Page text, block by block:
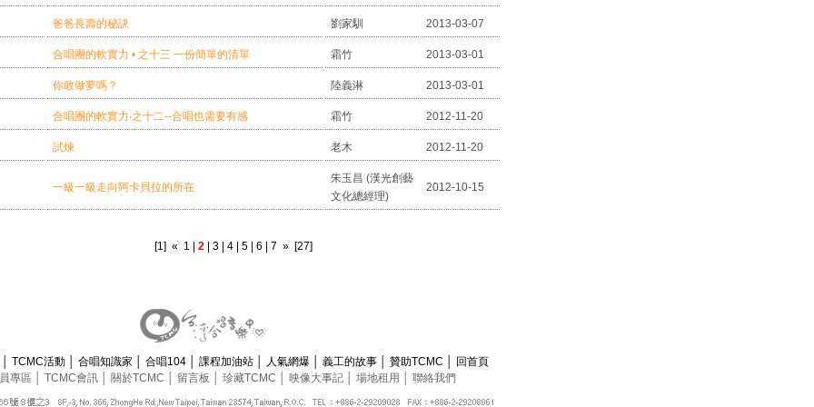
爸爸長壽的秘訣 劉家馴 2013-03-07
合唱團的軟實力 • 之十三 一份簡單的清單 霜竹 2013-03-01
你敢做夢嗎？ 陸義淋 2013-03-01
合唱團的軟實力‧之十二--合唱也需要有感 霜竹 2012-11-20
試煉 老木 2012-11-20
一級一級走向阿卡貝拉的所在
朱玉昌 (漢光創藝
文化總經理)
2012-10-15
[1] « 1 | 2 | 3 | 4 | 5 | 6 | 7 » [27]
TCMC活動 合唱知識家 合唱104 課程加油站 人氣網爆 義工的故事 贊助TCMC
回首頁
專區
TCMC會訊 關於TCMC 留言板 珍藏TCMC 映像大事記 場地租用 聯絡我們